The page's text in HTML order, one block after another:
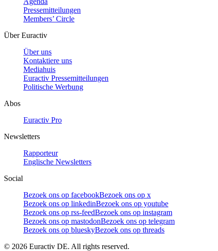
Pressemitteilungen
Members’ Circle
Über Euractiv
Über uns
Kontaktiere uns
Mediahuis
Euractiv Pressemitteilungen
Politische Werbung
Abos
Euractiv Pro
Newsletters
Rapporteur
Englische Newsletters
Social
Bezoek ons op facebookBezoek ons op x
Bezoek ons op linkedinBezoek ons op youtube
Bezoek ons op rss-feedBezoek ons op instagram
Bezoek ons op mastodonBezoek ons op telegram
Bezoek ons op blueskyBezoek ons op threads
© 2026 Euractiv DE. All rights reserved.